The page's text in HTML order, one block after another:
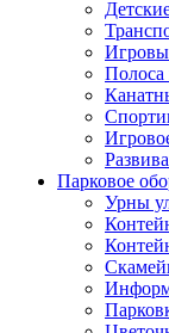
Полоса
Парковое
Урны